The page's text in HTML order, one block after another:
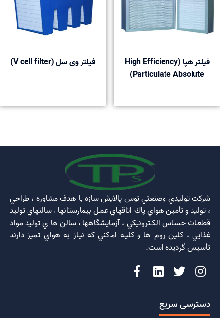
فیلتر هپا (High Efficiency
Particulate Absolute)
فیلتر وی سل (V cell filter)
pornotelugu local sex videosphim sex xnxx viet
افلام سكس
نيك مصرياتنيك عميق مع الينا انجل سكس طيز
افلام سكس نيك محارم تحميل فيلم سكس مترجم
شركت توليدي وصنعتي توس پالايش سازه با هدف مشاوره ، طراحي
، توليد و تأمين هواي پاك اتاقهاي عمـل بيمارستانها ، سالنهاي توليد
قطعـات حسـاس الكـترونيكي ، آزمـايشگاهها ، سالن ها ي توليد مواد
غذايي ، كلين روم ها و كليـه اماكني كه نيـاز به هواي تميز دارند
تأسيس گرديده است.
دسترسی سریع